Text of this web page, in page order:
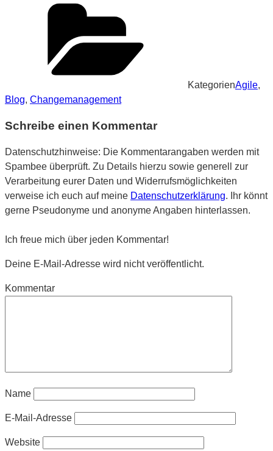
KategorienAgile,
Blog, Changemanagement
Schreibe einen Kommentar
Datenschutzhinweise: Die Kommentarangaben werden mit
Spambee überprüft. Zu Details hierzu sowie generell zur
Verarbeitung eurer Daten und Widerrufsmöglichkeiten
verweise ich euch auf meine Datenschutzerklärung. Ihr könnt
gerne Pseudonyme und anonyme Angaben hinterlassen.
Ich freue mich über jeden Kommentar!
Deine E-Mail-Adresse wird nicht veröffentlicht.
Kommentar
Name
E-Mail-Adresse
Website